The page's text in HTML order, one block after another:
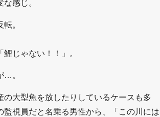
感じ。
。
じゃない！！」。
…。
大型魚を放したりしているケースも多
監視員だと名乗る男性から、「この川には